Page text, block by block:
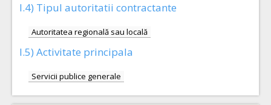
I.4) Tipul autoritatii contractante
Autoritatea regională sau locală
I.5) Activitate principala
Servicii publice generale